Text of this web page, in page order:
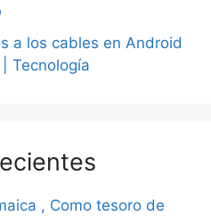
a los cables en Android
Tecnología
, Como tesoro de